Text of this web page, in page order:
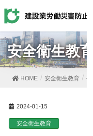
安全衛生教育
HOME 安全衛生教育 保
2024-01-15
安全衛生教育